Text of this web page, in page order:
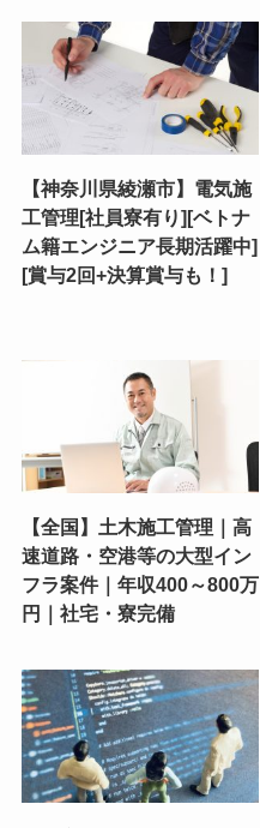
【神奈川県綾瀬市】電気施
工管理[社員寮有り][ベトナ
ム籍エンジニア長期活躍中]
[賞与2回+決算賞与も！]
【全国】土木施工管理｜高
速道路・空港等の大型イン
フラ案件｜年収400～800万
円｜社宅・寮完備